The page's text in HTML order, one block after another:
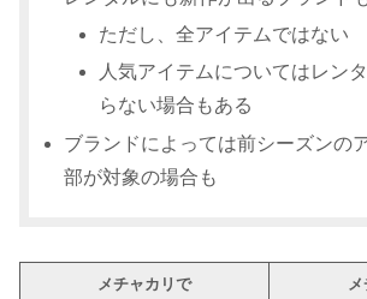
ただし、全アイテムではない
人気アイテムについてはレン
らない場合もある
ブランドによっては前シーズンの
部が対象の場合も
メチャカリで